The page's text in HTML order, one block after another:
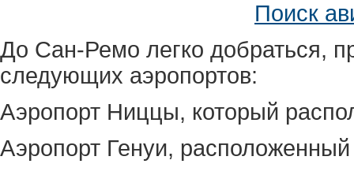
Поиск
До Сан-Ремо легко добраться,
следующих аэропортов:
Аэропорт Ниццы, который
Аэропорт Генуи,